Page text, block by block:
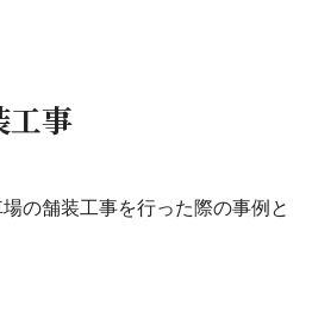
事
の舗装工事を行った際の事例と